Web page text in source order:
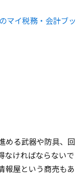
マイ税務・会計ブッ
める武器や防具、回
なければならないで
報屋という商売もあ